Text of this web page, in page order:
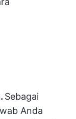
Sebagai
Anda